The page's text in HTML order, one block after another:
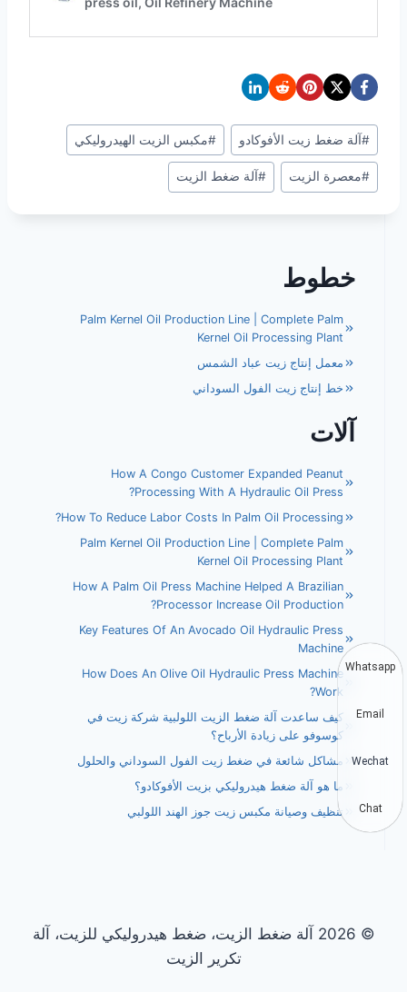
وسوم
المقال:
#آلة ضغط زيت الأفوكادو #مكبس الزيت الهيدروليكي
#معصرة الزيت #آلة ضغط الزيت
خطوط
Palm Kernel Oil Production Line | Complete Palm
Kernel Oil Processing Plant
معمل إنتاج زيت عباد الشمس
خط إنتاج زيت الفول السوداني
آلات
How A Congo Customer Expanded Peanut
Processing With A Hydraulic Oil Press?
How To Reduce Labor Costs In Palm Oil Processing?
Palm Kernel Oil Production Line | Complete Palm
Kernel Oil Processing Plant
How A Palm Oil Press Machine Helped A Brazilian
Processor Increase Oil Production?
Key Features Of An Avocado Oil Hydraulic Press
Machine
How Does An Olive Oil Hydraulic Press Machine
Work?
كيف ساعدت آلة ضغط الزيت اللولبية شركة زيت في
كوسوفو على زيادة الأرباح؟
مشاكل شائعة في ضغط زيت الفول السوداني والحلول
ما هو آلة ضغط هيدروليكي بزيت الأفوكادو؟
تنظيف وصيانة مكبس زيت جوز الهند اللولبي
© 2026 آلة ضغط الزيت، ضغط هيدروليكي للزيت، آلة
تكرير الزيت
Whatsapp
Email
Wechat
Chat